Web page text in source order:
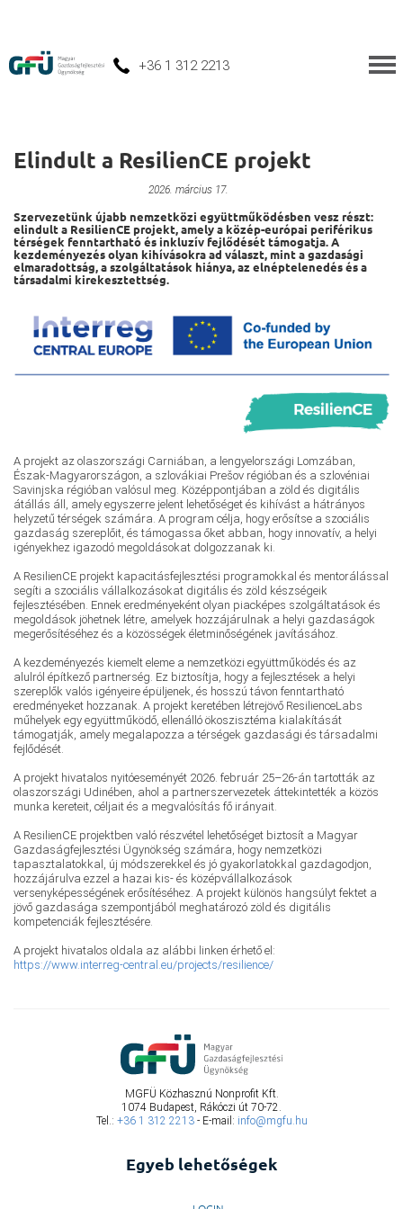
+36 1 312 2213
Elindult a ResilienCE projekt
2026. március 17.
Szervezetünk újabb nemzetközi együttműködésben vesz részt:
elindult a ResilienCE projekt, amely a közép-európai periférikus
térségek fenntartható és inkluzív fejlődését támogatja. A
kezdeményezés olyan kihívásokra ad választ, mint a gazdasági
elmaradottság, a szolgáltatások hiánya, az elnéptelenedés és a
társadalmi kirekesztettség.
A projekt az olaszországi Carniában, a lengyelországi Lomzában,
Észak-Magyarországon, a szlovákiai Prešov régióban és a szlovéniai
Savinjska régióban valósul meg. Középpontjában a zöld és digitális
átállás áll, amely egyszerre jelent lehetőséget és kihívást a hátrányos
helyzetű térségek számára. A program célja, hogy erősítse a szociális
gazdaság szereplőit, és támogassa őket abban, hogy innovatív, a helyi
igényekhez igazodó megoldásokat dolgozzanak ki.
A ResilienCE projekt kapacitásfejlesztési programokkal és mentorálással
segíti a szociális vállalkozásokat digitális és zöld készségeik
fejlesztésében. Ennek eredményeként olyan piacképes szolgáltatások és
megoldások jöhetnek létre, amelyek hozzájárulnak a helyi gazdaságok
megerősítéséhez és a közösségek életminőségének javításához.
A kezdeményezés kiemelt eleme a nemzetközi együttműködés és az
alulról építkező partnerség. Ez biztosítja, hogy a fejlesztések a helyi
szereplők valós igényeire épüljenek, és hosszú távon fenntartható
eredményeket hozzanak. A projekt keretében létrejövő ResilienceLabs
műhelyek egy együttműködő, ellenálló ökoszisztéma kialakítását
támogatják, amely megalapozza a térségek gazdasági és társadalmi
fejlődését.
A projekt hivatalos nyitóeseményét 2026. február 25–26-án tartották az
olaszországi Udinében, ahol a partnerszervezetek áttekintették a közös
munka kereteit, céljait és a megvalósítás fő irányait.
A ResilienCE projektben való részvétel lehetőséget biztosít a Magyar
Gazdaságfejlesztési Ügynökség számára, hogy nemzetközi
tapasztalatokkal, új módszerekkel és jó gyakorlatokkal gazdagodjon,
hozzájárulva ezzel a hazai kis- és középvállalkozások
versenyképességének erősítéséhez. A projekt különös hangsúlyt fektet a
jövő gazdasága szempontjából meghatározó zöld és digitális
kompetenciák fejlesztésére.
A projekt hivatalos oldala az alábbi linken érhető el:
https://www.interreg-central.eu/projects/resilience/
MGFÜ Közhasznú Nonprofit Kft.
1074 Budapest, Rákóczi út 70-72.
Tel.: +36 1 312 2213- E-mail: info@mgfu.hu
Egyeb lehetőségek